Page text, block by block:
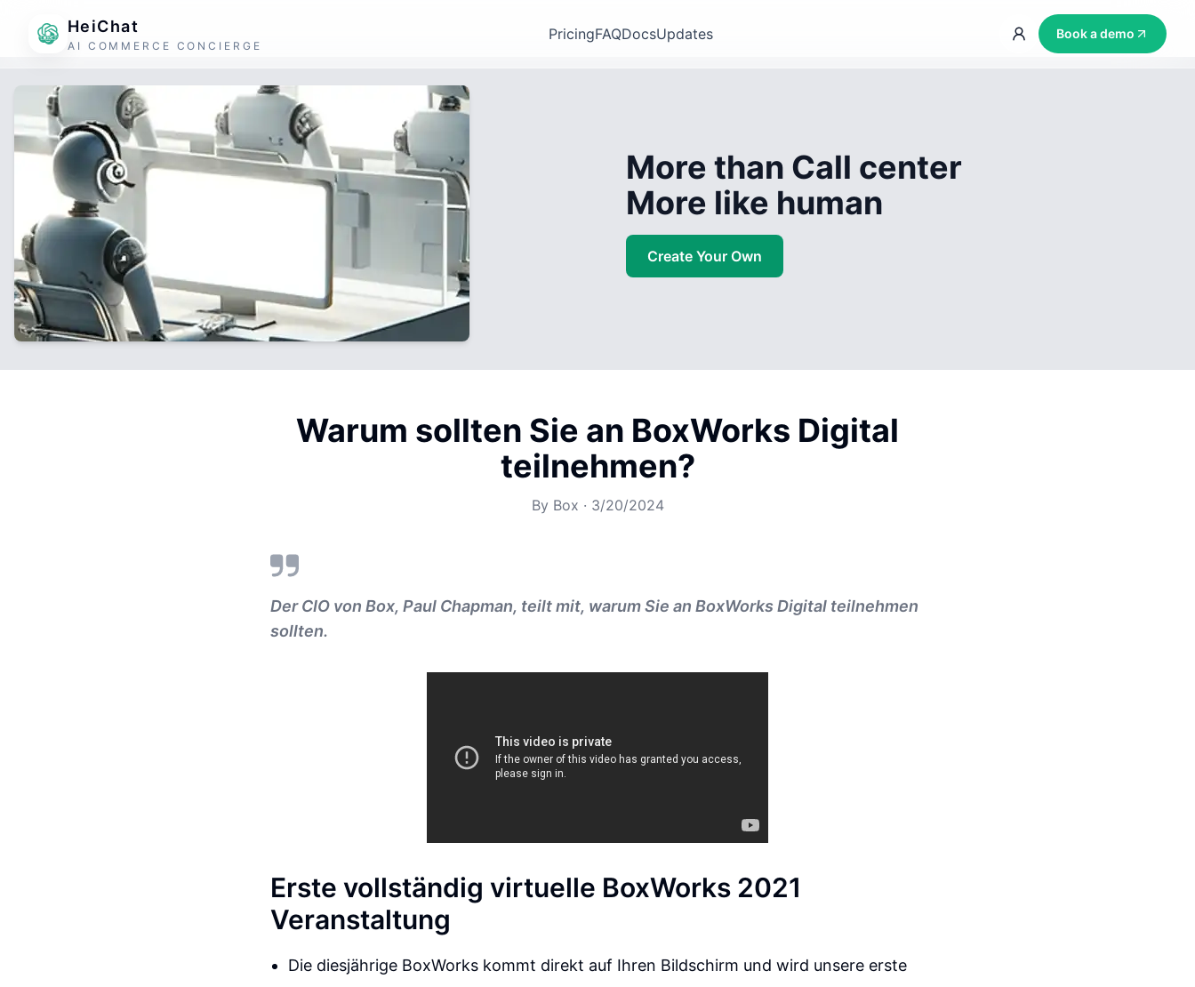
HeiChat
AI COMMERCE CONCIERGE
PricingFAQDocsUpdates Book a demo
More than Call center
More like human
Create Your Own
Warum sollten Sie an BoxWorks Digital
teilnehmen?
By Box · 3/20/2024
Der CIO von Box, Paul Chapman, teilt mit, warum Sie an BoxWorks Digital teilnehmen
sollten.
Erste vollständig virtuelle BoxWorks 2021
Veranstaltung
Die diesjährige BoxWorks kommt direkt auf Ihren Bildschirm und wird unsere erste